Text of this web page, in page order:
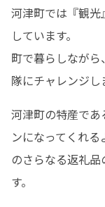
河津町では『観
しています。
町で暮らしなが
隊にチャレンジし
河津町の特産であ
ンになってくれ
のさらなる返礼
す。